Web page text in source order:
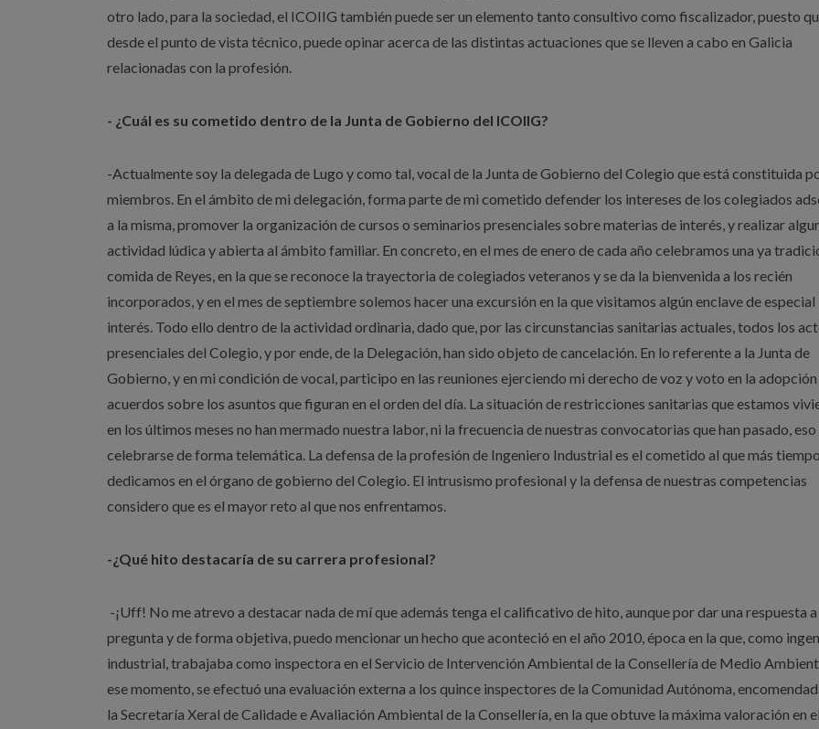
otro lado, para la sociedad, el ICOIIG también puede ser un elemento tanto consultivo como fiscalizador, puesto
desde el punto de vista técnico, puede opinar acerca de las distintas actuaciones que se lleven a cabo en Galicia
relacionadas con la profesión.
- ¿Cuál es su cometido dentro de la Junta de Gobierno del ICOIIG?
-Actualmente soy la delegada de Lugo y como tal, vocal de la Junta de Gobierno del Colegio que está constituida
miembros. En el ámbito de mi delegación, forma parte de mi cometido defender los intereses de los colegiados
a la misma, promover la organización de cursos o seminarios presenciales sobre materias de interés, y realizar
actividad lúdica y abierta al ámbito familiar. En concreto, en el mes de enero de cada año celebramos una ya
comida de Reyes, en la que se reconoce la trayectoria de colegiados veteranos y se da la bienvenida a los recién
incorporados, y en el mes de septiembre solemos hacer una excursión en la que visitamos algún enclave de especial
interés. Todo ello dentro de la actividad ordinaria, dado que, por las circunstancias sanitarias actuales, todos los
presenciales del Colegio, y por ende, de la Delegación, han sido objeto de cancelación. En lo referente a la Junta de
Gobierno, y en mi condición de vocal, participo en las reuniones ejerciendo mi derecho de voz y voto en la
acuerdos sobre los asuntos que figuran en el orden del día. La situación de restricciones sanitarias que estamos
en los últimos meses no han mermado nuestra labor, ni la frecuencia de nuestras convocatorias que han pasado, eso
celebrarse de forma telemática. La defensa de la profesión de Ingeniero Industrial es el cometido al que más tiempo
dedicamos en el órgano de gobierno del Colegio. El intrusismo profesional y la defensa de nuestras competencias
considero que es el mayor reto al que nos enfrentamos.
-¿Qué hito destacaría de su carrera profesional?
-¡Uff! No me atrevo a destacar nada de mí que además tenga el calificativo de hito, aunque por dar una respuesta a
pregunta y de forma objetiva, puedo mencionar un hecho que aconteció en el año 2010, época en la que, como
industrial, trabajaba como inspectora en el Servicio de Intervención Ambiental de la Consellería de Medio
ese momento, se efectuó una evaluación externa a los quince inspectores de la Comunidad Autónoma,
la Secretaría Xeral de Calidade e Avaliación Ambiental de la Consellería, en la que obtuve la máxima valoración en el